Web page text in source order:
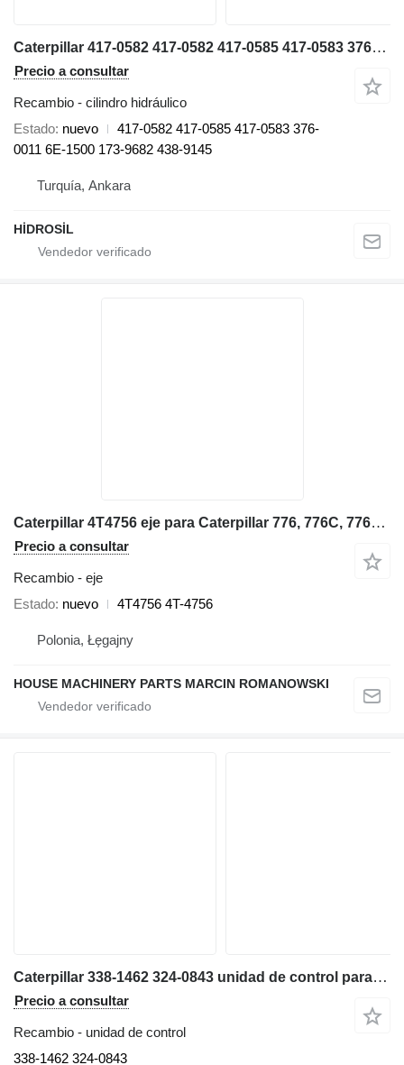
Caterpillar 417-0582 417-0582 417-0585 417-0583 376-0011 6E-1500 173-9682 438-9145 cilindro hidráulico para Caterpillar 777 G volquete rígido
Precio a consultar
Recambio - cilindro hidráulico
Estado nuevo
417-0582 417-0585 417-0583 376-
0011 6E-1500 173-9682 438-9145
Turquía, Ankara
HİDROSİL
Caterpillar 4T4756 eje para Caterpillar 776, 776C, 776D, 777, 777B, 777D, 777F volquete rígido
Precio a consultar
Recambio - eje
Estado nuevo 4T4756 4T-4756
Polonia, Łęgajny
HOUSE MACHINERY PARTS MARCIN ROMANOWSKI
Caterpillar 338-1462 324-0843 unidad de control para Caterpillar 773E 769D 777D 773D 785C 772D 771D volquete rígido
Precio a consultar
Recambio - unidad de control
338-1462 324-0843